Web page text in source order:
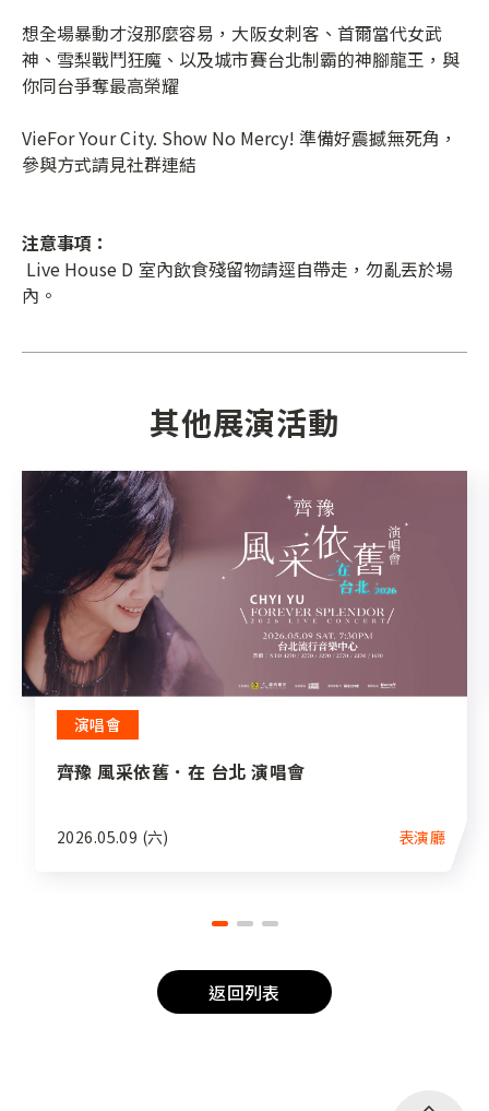
想全場暴動才沒那麼容易，大阪女刺客、首爾當代女武
神、雪梨戰鬥狂魔、以及城市賽台北制霸的神腳龍王，與
你同台爭奪最高榮耀
VieFor Your City. Show No Mercy! 準備好震撼無死角，
參與方式請見社群連結
注意事項：
Live House D 室內飲食殘留物請逕自帶走，勿亂丟於場
內。
其他展演活動
演唱會
齊豫 風采依舊．在 台北 演唱會
2026.05.09 (六) 表演廳
返回列表